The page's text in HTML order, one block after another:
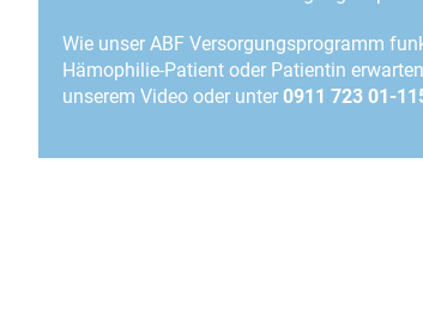
Wie unser ABF Versorgungsprogramm
Hämophilie-Patient oder Patientin
unserem Video oder unter 0911 723 01-